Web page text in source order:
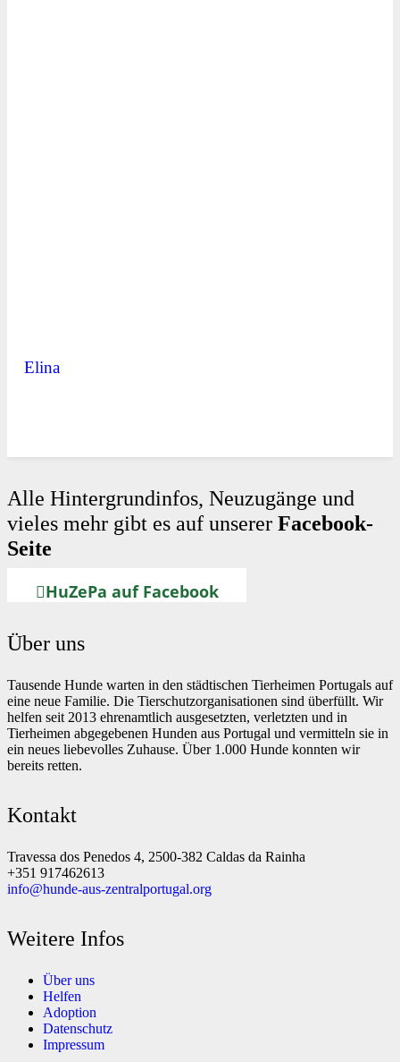
Elina
Alle Hintergrundinfos, Neuzugänge und
vieles mehr gibt es auf unserer Facebook-
Seite
HuZePa auf Facebook
Über uns
Tausende Hunde warten in den städtischen Tierheimen Portugals auf
eine neue Familie. Die Tierschutzorganisationen sind überfüllt. Wir
helfen seit 2013 ehrenamtlich ausgesetzten, verletzten und in
Tierheimen abgegebenen Hunden aus Portugal und vermitteln sie in
ein neues liebevolles Zuhause. Über 1.000 Hunde konnten wir
bereits retten.
Kontakt
Travessa dos Penedos 4, 2500-382 Caldas da Rainha
+351 917462613
info@hunde-aus-zentralportugal.org
Weitere Infos
Über uns
Helfen
Adoption
Datenschutz
Impressum